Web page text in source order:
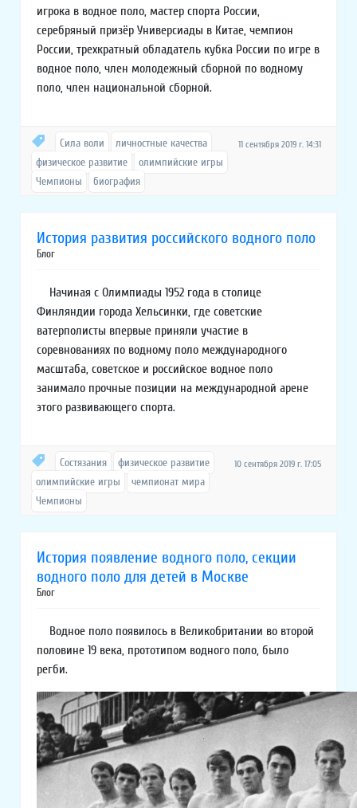
игрока в водное поло, мастер спорта России,
серебряный призёр Универсиады в Китае, чемпион
России, трехкратный обладатель кубка России по игре в
водное поло, член молодежный сборной по водному
поло, член национальной сборной.
11 сентября 2019 г. 14:31
Сила воли
личностные качества
физическое развитие
олимпийские игры
Чемпионы
биография
История развития российского водного поло
Блог
Начиная с Олимпиады 1952 года в столице
Финляндии города Хельсинки, где советские
ватерполисты впервые приняли участие в
соревнованиях по водному поло международного
масштаба, советское и российское водное поло
занимало прочные позиции на международной арене
этого развивающего спорта.
10 сентября 2019 г. 17:05
Состязания
физическое развитие
олимпийские игры
чемпионат мира
Чемпионы
История появление водного поло, секции
водного поло для детей в Москве
Блог
Водное поло появилось в Великобритании во второй
половине 19 века, прототипом водного поло, было
регби.